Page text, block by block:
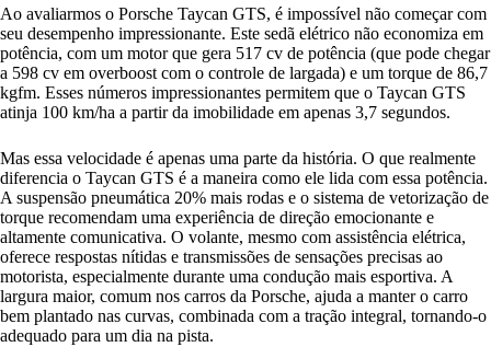
Ao avaliarmos o Porsche Taycan GTS, é impossível não começar com
seu desempenho impressionante. Este sedã elétrico não economiza em
potência, com um motor que gera 517 cv de potência (que pode chegar
a 598 cv em overboost com o controle de largada) e um torque de 86,7
kgfm. Esses números impressionantes permitem que o Taycan GTS
atinja 100 km/ha a partir da imobilidade em apenas 3,7 segundos.
Mas essa velocidade é apenas uma parte da história. O que realmente
diferencia o Taycan GTS é a maneira como ele lida com essa potência.
A suspensão pneumática 20% mais rodas e o sistema de vetorização de
torque recomendam uma experiência de direção emocionante e
altamente comunicativa. O volante, mesmo com assistência elétrica,
oferece respostas nítidas e transmissões de sensações precisas ao
motorista, especialmente durante uma condução mais esportiva. A
largura maior, comum nos carros da Porsche, ajuda a manter o carro
bem plantado nas curvas, combinada com a tração integral, tornando-o
adequado para um dia na pista.